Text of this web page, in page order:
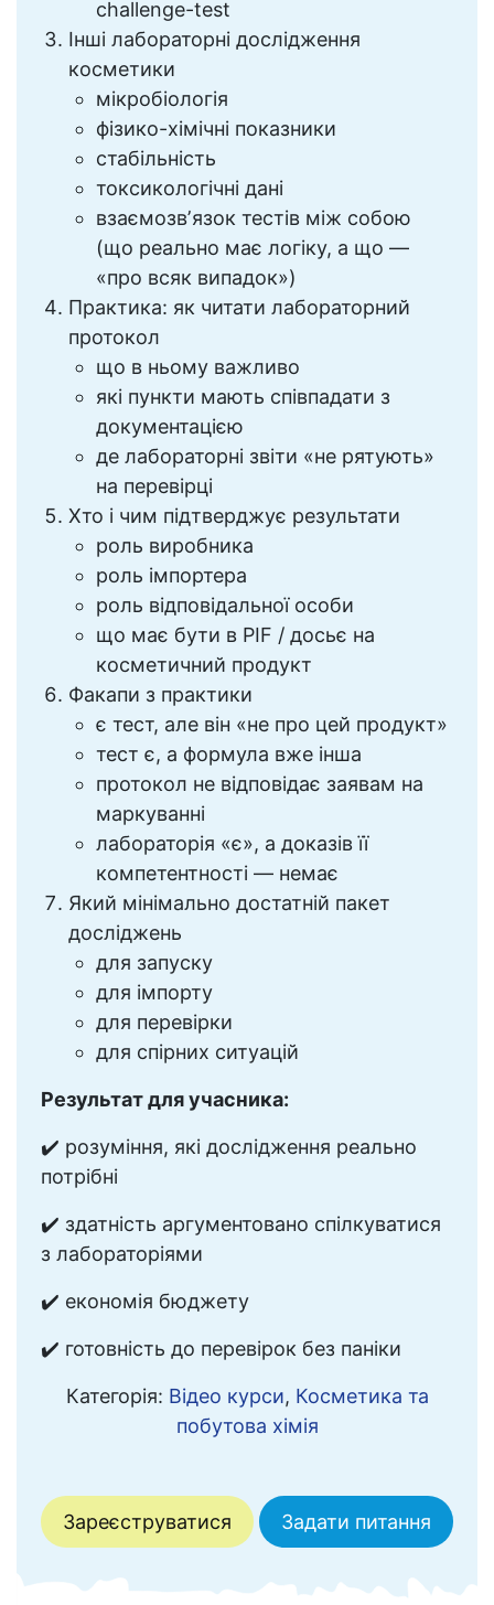
challenge-test
Інші лабораторні дослідження
косметики
мікробіологія
фізико-хімічні показники
стабільність
токсикологічні дані
взаємозвʼязок тестів між собою
(що реально має логіку, а що —
«про всяк випадок»)
Практика: як читати лабораторний
протокол
що в ньому важливо
які пункти мають співпадати з
документацією
де лабораторні звіти «не рятують»
на перевірці
Хто і чим підтверджує результати
роль виробника
роль імпортера
роль відповідальної особи
що має бути в PIF / досьє на
косметичний продукт
Факапи з практики
є тест, але він «не про цей продукт»
тест є, а формула вже інша
протокол не відповідає заявам на
маркуванні
лабораторія «є», а доказів її
компетентності — немає
Який мінімально достатній пакет
досліджень
для запуску
для імпорту
для перевірки
для спірних ситуацій
Результат для учасника:
✔️ розуміння, які дослідження реально
потрібні
✔️ здатність аргументовано спілкуватися
з лабораторіями
✔️ економія бюджету
✔️ готовність до перевірок без паніки
Категорія: Відео курси, Косметика та
побутова хімія
Зареєструватися Задати питання